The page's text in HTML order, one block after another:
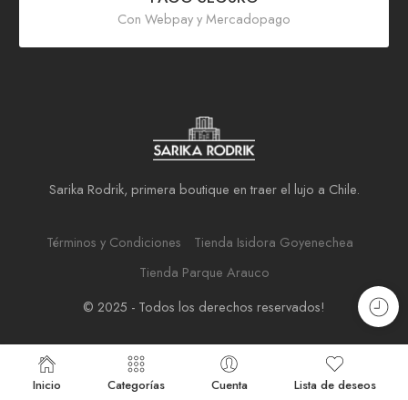
Con Webpay y Mercadopago
Sarika Rodrik, primera boutique en traer el lujo a Chile.
Términos y Condiciones
Tienda Isidora Goyenechea
Tienda Parque Arauco
© 2025 - Todos los derechos reservados!
Inicio Categorías Cuenta Lista de deseos